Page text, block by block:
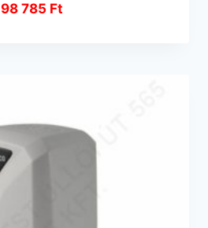
98 785 Ft